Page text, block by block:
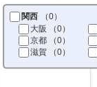
関西 （0）
大阪 （0）
京都 （0）
滋賀 （0）